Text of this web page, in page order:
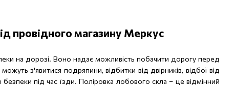
провідного магазину Меркус
на дорозі. Воно надає можливість побачити дорогу перед
з'явитися подряпини, відбитки від двірників, відбої від
під час їзди. Поліровка лобового скла – це відмінний